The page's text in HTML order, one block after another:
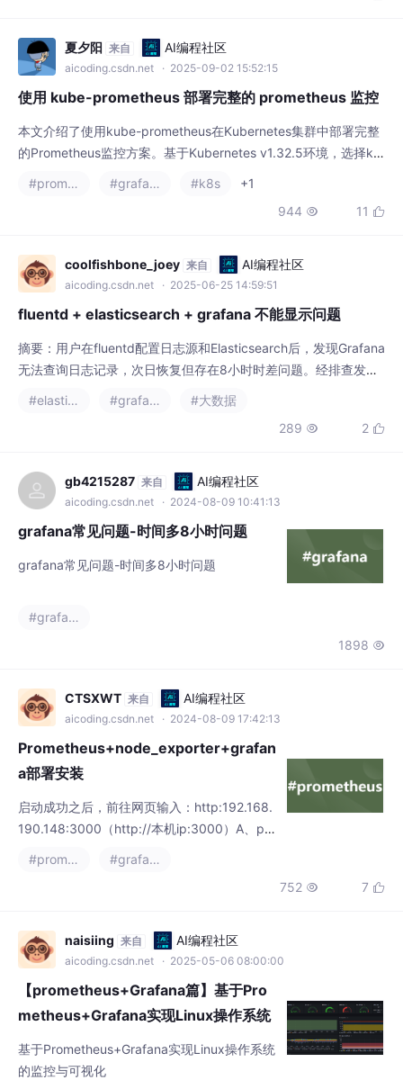
夏夕阳 来自 AI编程社区
aicoding.csdn.net · 2025-09-02 15:52:15
使用 kube-prometheus 部署完整的 prometheus 监控
本文介绍了使用kube-prometheus在Kubernetes集群中部署完整
的Prometheus监控方案。基于Kubernetes v1.32.5环境，选择ku
rt暴露Prometheus、Grafana和Alertmanager服务；为Promethe
#prometheus #grafana #k8s
+1
944  11 
coolfishbone_joey 来自 AI编程社区
aicoding.csdn.net · 2025-06-25 14:59:51
fluentd + elasticsearch + grafana 不能显示问题
摘要：用户在fluentd配置日志源和Elasticsearch后，发现Grafana
无法查询日志记录，次日恢复但存在8小时时差问题。经排查发现
Grafana默认使用浏览器时区，导致19点日志显示为3点。通过在g
rafana.ini配置时区参数后问题解决。该问题凸显了时区配置在日
志监控系统中的重要性，需确保各组件时区设置一致。（150字）
#elasticsearch #grafana
#大数据
289  2 
gb4215287 来自 AI编程社区
aicoding.csdn.net · 2024-08-09 10:41:13
grafana常见问题-时间多8小时问题
grafana常见问题-时间多8小时问题
#grafana
1898 
CTSXWT 来自 AI编程社区
aicoding.csdn.net · 2024-08-09 17:42:13
Prometheus+node_exporter+grafan
a部署安装
启动成功之后，前往网页输入：http:192.168.
190.148:3000（http://本机ip:3000）A、pki
第③步启动了Prometheus）E、systemctl st
c
#prometheus
#grafana
752  7 
naisiing 来自 AI编程社区
aicoding.csdn.net · 2025-05-06 08:00:00
【prometheus+Grafana篇】基于Pro
metheus+Grafana实现Linux操作系统
的监控与可视化
基于Prometheus+Grafana实现Linux操作系统
的监控与可视化